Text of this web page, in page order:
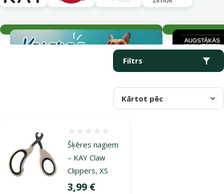
Filtrs
Kārtot pēc
Produkti kategorijā Nagu un ķepu kopšana
Šķēres nagiem
– KAY Claw
Clippers, XS
Cena
3,99 €